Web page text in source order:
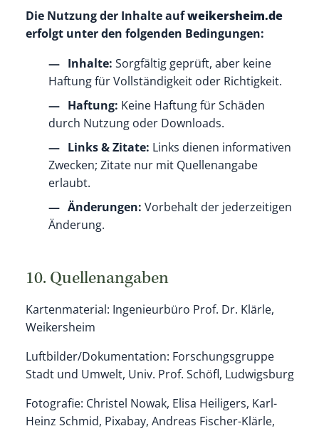
Die Nutzung der Inhalte aufweikersheim.de
erfolgt unter den folgenden Bedingungen:
Inhalte: Sorgfältig geprüft, aber keine
Haftung für Vollständigkeit oder Richtigkeit.
Haftung: Keine Haftung für Schäden
durch Nutzung oder Downloads.
Links & Zitate: Links dienen informativen
Zwecken; Zitate nur mit Quellenangabe
erlaubt.
Änderungen: Vorbehalt der jederzeitigen
Änderung.
10. Quellenangaben
Kartenmaterial: Ingenieurbüro Prof. Dr. Klärle,
Weikersheim
Luftbilder/Dokumentation: Forschungsgruppe
Stadt und Umwelt, Univ. Prof. Schöfl, Ludwigsburg
Fotografie: Christel Nowak, Elisa Heiligers, Karl-
Heinz Schmid, Pixabay, Andreas Fischer-Klärle,